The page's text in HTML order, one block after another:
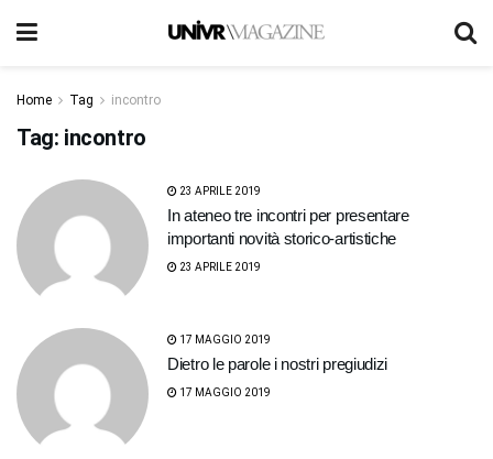
Home Tag incontro
Tag: incontro
23 APRILE 2019
In ateneo tre incontri per presentare
importanti novità storico-artistiche
23 APRILE 2019
17 MAGGIO 2019
Dietro le parole i nostri pregiudizi
17 MAGGIO 2019